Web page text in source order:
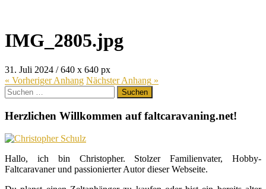
IMG_2805.jpg
31. Juli 2024 /640 x 640 px
« VorherigerAnhang NächsterAnhang »
Suchen
nach:
Herzlichen Willkommen auf faltcaravaning.net!
Hallo, ich bin Christopher. Stolzer Familienvater, Hobby-
Faltcaravaner und passionierter Autor dieser Webseite.